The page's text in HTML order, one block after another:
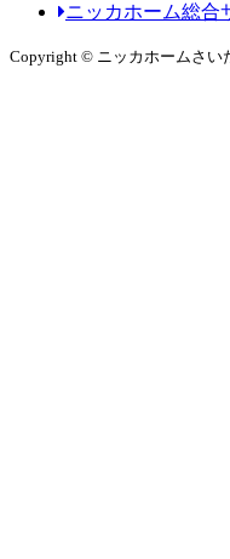
ニッカホーム総合
Copyright © ニッカホームさい